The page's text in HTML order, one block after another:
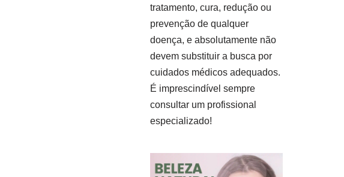
tratamento, cura, redução ou
prevenção de qualquer
doença, e absolutamente não
devem substituir a busca por
cuidados médicos adequados.
É imprescindível sempre
consultar um profissional
especializado!